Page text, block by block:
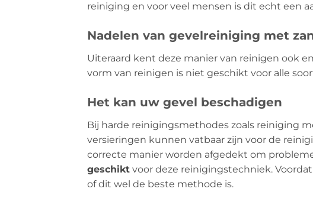
reiniging en voor veel mensen is dit echt een
Nadelen van gevelreiniging met
Uiteraard kent deze manier van reinigen ook
vorm van reinigen is niet geschikt voor alle
Het kan uw gevel beschadigen
Bij harde reinigingsmethodes zoals reiniging
versieringen kunnen vatbaar zijn voor de
correcte manier worden afgedekt om
geschikt voor deze reinigingstechniek.
of dit wel de beste methode is.